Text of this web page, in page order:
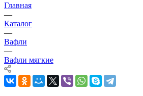
Главная
—
Каталог
—
Вафли
—
Вафли мягкие